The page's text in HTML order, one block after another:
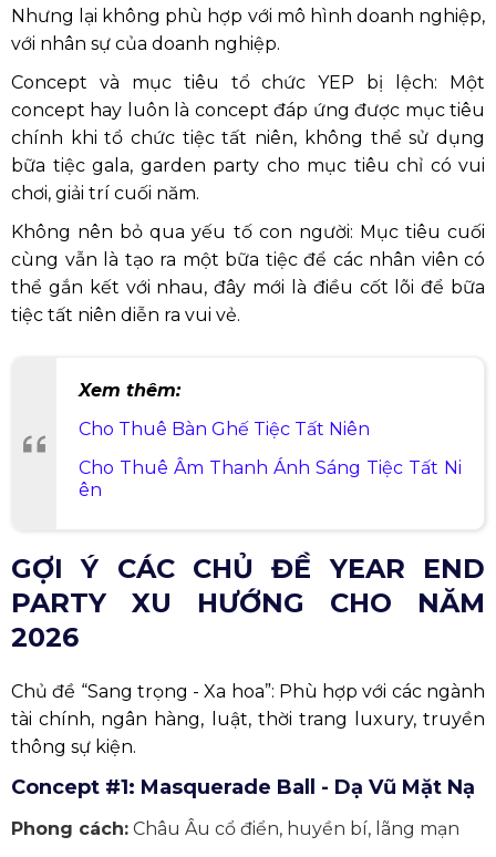
Nhưng lại không phù hợp với mô hình doanh nghiệp,
với nhân sự của doanh nghiệp.
Concept và mục tiêu tổ chức YEP bị lệch: Một
concept hay luôn là concept đáp ứng được mục tiêu
chính khi tổ chức tiệc tất niên, không thể sử dụng
bữa tiệc gala, garden party cho mục tiêu chỉ có vui
chơi, giải trí cuối năm.
Không nên bỏ qua yếu tố con người: Mục tiêu cuối
cùng vẫn là tạo ra một bữa tiệc để các nhân viên có
thể gắn kết với nhau, đây mới là điều cốt lõi để bữa
tiệc tất niên diễn ra vui vẻ.
Xem thêm:
Cho Thuê Bàn Ghế Tiệc Tất Niên
Cho Thuê Âm Thanh Ánh Sáng Tiệc Tất Ni
ên
GỢI Ý CÁC CHỦ ĐỀ YEAR END
PARTY XU HƯỚNG CHO NĂM
2026
Chủ đề “Sang trọng - Xa hoa”: Phù hợp với các ngành
tài chính, ngân hàng, luật, thời trang luxury, truyền
thông sự kiện.
Concept #1: Masquerade Ball - Dạ Vũ Mặt Nạ
Phong cách: Châu Âu cổ điển, huyền bí, lãng mạn